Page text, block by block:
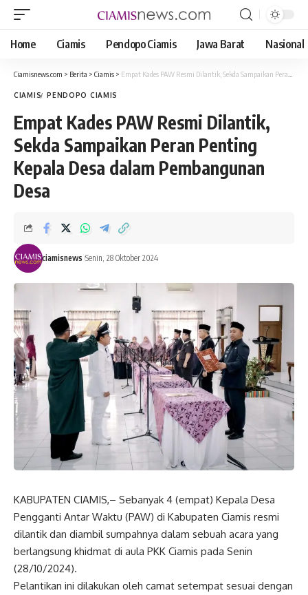
Home Ciamis Pendopo Ciamis Jawa Barat Nasional
Ciamisnews.com > Berita > Ciamis > Empat Kades PAW Resmi Dilantik, Sekda Sampaikan Peran Penting Kepala Desa dalam Pembangunan Desa
CIAMIS PENDOPO CIAMIS
Empat Kades PAW Resmi Dilantik,
Sekda Sampaikan Peran Penting
Kepala Desa dalam Pembangunan
Desa
ciamisnews Senin, 28 Oktober 2024
KABUPATEN CIAMIS,– Sebanyak 4 (empat) Kepala Desa
Pengganti Antar Waktu (PAW) di Kabupaten Ciamis resmi
dilantik dan diambil sumpahnya dalam sebuah acara yang
berlangsung khidmat di aula PKK Ciamis pada Senin
(28/10/2024).
Pelantikan ini dilakukan oleh camat setempat sesuai dengan